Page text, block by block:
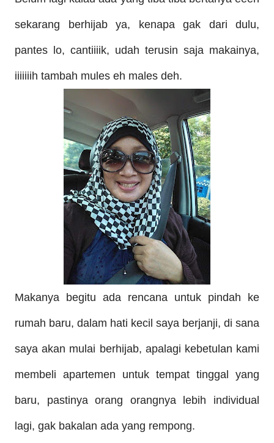
sekarang berhijab ya, kenapa gak dari dulu,
pantes lo, cantiiiik, udah terusin saja makainya,
iiiiiiih tambah mules eh males deh.
Makanya begitu ada rencana untuk pindah ke
rumah baru, dalam hati kecil saya berjanji, di sana
saya akan mulai berhijab, apalagi kebetulan kami
membeli apartemen untuk tempat tinggal yang
baru, pastinya orang orangnya lebih individual
lagi, gak bakalan ada yang rempong.